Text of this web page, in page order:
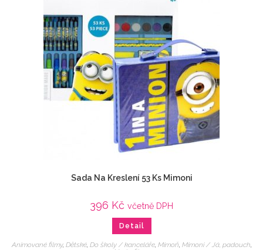
Sada Na Kreslení 53 Ks Mimoni
396 Kč včetně DPH
Detail
Animované filmy, Dětské, Do školy / kanceláře, Mimoň, Mimoni / Já, padouch,